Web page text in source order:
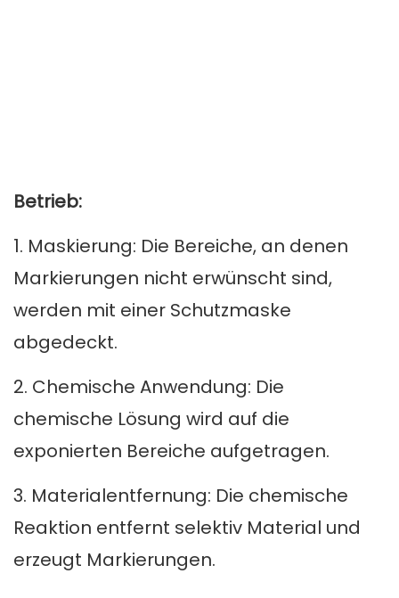
Betrieb:
1. Maskierung: Die Bereiche, an denen
Markierungen nicht erwünscht sind,
werden mit einer Schutzmaske
abgedeckt.
2. Chemische Anwendung: Die
chemische Lösung wird auf die
exponierten Bereiche aufgetragen.
3. Materialentfernung: Die chemische
Reaktion entfernt selektiv Material und
erzeugt Markierungen.